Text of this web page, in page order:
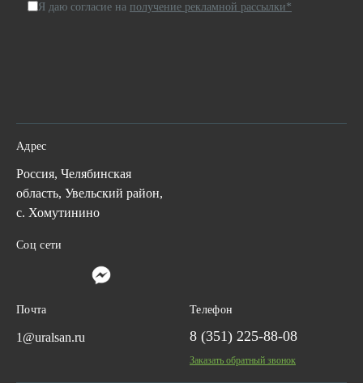
Я даю согласие на получение рекламной рассылки*
Адрес
Россия, Челябинская
область, Увельский район,
с. Хомутинино
Соц сети
Почта
1@uralsan.ru
Телефон
8 (351) 225-88-08
Заказать обратный звонок